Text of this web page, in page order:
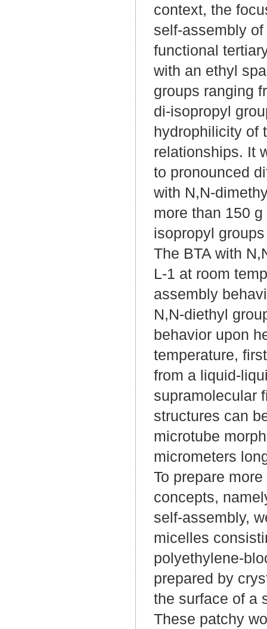
context, the
self-assembly
functional
with an ethyl
groups ranging
di-isopropyl
hydrophilicity of
relationships. It
to pronounced
with N,N-
more than 150
isopropyl
The BTA with
L-1 at room
assembly
N,N-diethyl
behavior upon
temperature,
from a liquid-
supramolecular
structures can
microtube
micrometers
To prepare
concepts,
self-assembly,
micelles
polyethylene-
prepared by
the surface of a
These patchy